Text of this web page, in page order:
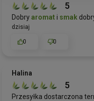
5
Dobryaromati smak
dzisiaj
0 0
Halina
5
Przesyłka dostarczona